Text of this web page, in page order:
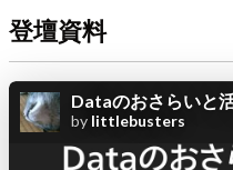
登壇資料